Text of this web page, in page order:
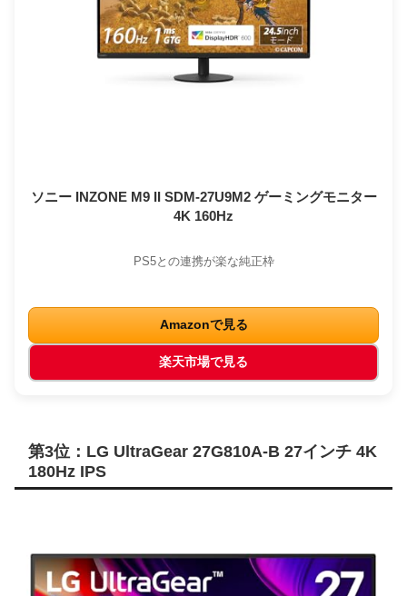
ソニー INZONE M9 II SDM-27U9M2 ゲーミングモニター
4K 160Hz
PS5との連携が楽な純正枠
Amazonで見る
楽天市場で見る
第3位：LG UltraGear 27G810A-B 27インチ 4K
180Hz IPS